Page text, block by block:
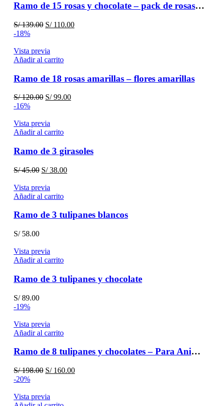
Ramo de 15 rosas y chocolate – pack de rosas hallys
S/139.00 El
era:
S/ 139.00.
S/110.00El
-18%
Vista previa
Añadir al carrito
Ramo de 18 rosas amarillas – flores amarillas
S/120.00 El
era:
S/ 120.00.
S/99.00El
-16%
Vista previa
Añadir al carrito
Ramo de 3 girasoles
S/45.00 El
original
era:
S/38.00El
Vista previa
Añadir al carrito
Ramo de 3 tulipanes blancos
S/58.00
Vista previa
Añadir al carrito
Ramo de 3 tulipanes y chocolate
S/89.00
-19%
Vista previa
Añadir al carrito
Ramo de 8 tulipanes y chocolates – Para Aniversario
S/198.00 El
era:
S/160.00El
-20%
Vista previa